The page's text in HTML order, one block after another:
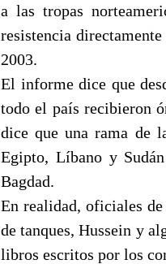
a las tropas
resistencia
2003.
El informe dice que
todo el país recibieron
dice que una rama de
Egipto, Líbano y
Bagdad.
En realidad, oficiales
de tanques, Hussein y
libros escritos por los